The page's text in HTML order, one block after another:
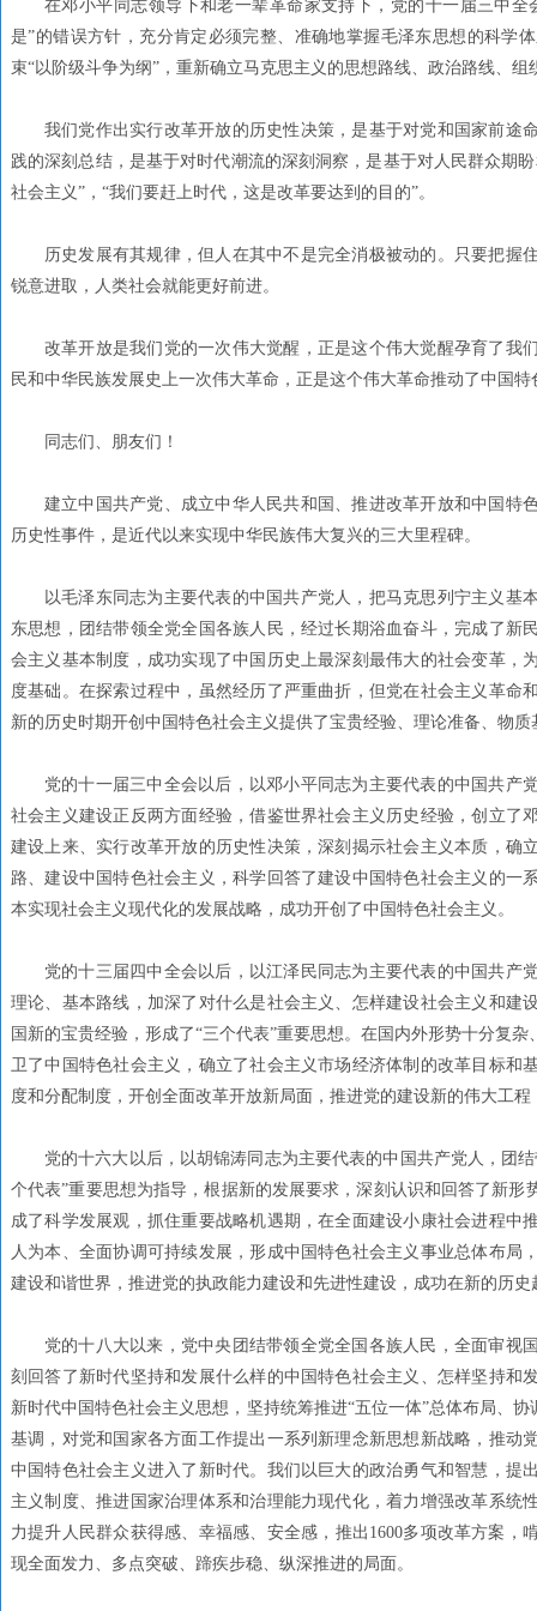
在邓小平同志领导下和老一辈革命家支持下，党的十一届三中
是”的错误方针，充分肯定必须完整、准确地掌握毛泽东思想的科学
束“以阶级斗争为纲”，重新确立马克思主义的思想路线、政治路线、
我们党作出实行改革开放的历史性决策，是基于对党和国家前途
践的深刻总结，是基于对时代潮流的深刻洞察，是基于对人民群众期
社会主义”，“我们要赶上时代，这是改革要达到的目的”。
历史发展有其规律，但人在其中不是完全消极被动的。只要把握
锐意进取，人类社会就能更好前进。
改革开放是我们党的一次伟大觉醒，正是这个伟大觉醒孕育了我
民和中华民族发展史上一次伟大革命，正是这个伟大革命推动了中国
同志们、朋友们！
建立中国共产党、成立中华人民共和国、推进改革开放和中国特
历史性事件，是近代以来实现中华民族伟大复兴的三大里程碑。
以毛泽东同志为主要代表的中国共产党人，把马克思列宁主义基
东思想，团结带领全党全国各族人民，经过长期浴血奋斗，完成了新
会主义基本制度，成功实现了中国历史上最深刻最伟大的社会变革，
度基础。在探索过程中，虽然经历了严重曲折，但党在社会主义革命
新的历史时期开创中国特色社会主义提供了宝贵经验、理论准备、物质
党的十一届三中全会以后，以邓小平同志为主要代表的中国共产
社会主义建设正反两方面经验，借鉴世界社会主义历史经验，创立了
建设上来、实行改革开放的历史性决策，深刻揭示社会主义本质，确
路、建设中国特色社会主义，科学回答了建设中国特色社会主义的一
本实现社会主义现代化的发展战略，成功开创了中国特色社会主义。
党的十三届四中全会以后，以江泽民同志为主要代表的中国共产
理论、基本路线，加深了对什么是社会主义、怎样建设社会主义和建
国新的宝贵经验，形成了“三个代表”重要思想。在国内外形势十分复
卫了中国特色社会主义，确立了社会主义市场经济体制的改革目标和
度和分配制度，开创全面改革开放新局面，推进党的建设新的伟大工
党的十六大以后，以胡锦涛同志为主要代表的中国共产党人，团
个代表”重要思想为指导，根据新的发展要求，深刻认识和回答了新
成了科学发展观，抓住重要战略机遇期，在全面建设小康社会进程中
人为本、全面协调可持续发展，形成中国特色社会主义事业总体布局
建设和谐世界，推进党的执政能力建设和先进性建设，成功在新的历
党的十八大以来，党中央团结带领全党全国各族人民，全面审视
刻回答了新时代坚持和发展什么样的中国特色社会主义、怎样坚持和
新时代中国特色社会主义思想，坚持统筹推进“五位一体”总体布局、
基调，对党和国家各方面工作提出一系列新理念新思想新战略，推动
中国特色社会主义进入了新时代。我们以巨大的政治勇气和智慧，提
主义制度、推进国家治理体系和治理能力现代化，着力增强改革系统
力提升人民群众获得感、幸福感、安全感，推出1600多项改革方案，
现全面发力、多点突破、蹄疾步稳、纵深推进的局面。